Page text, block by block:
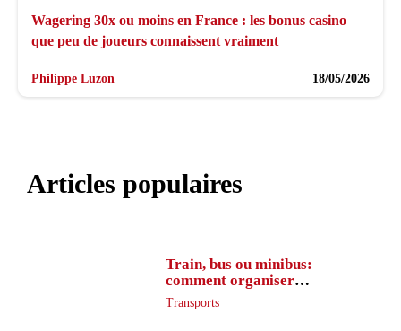
Wagering 30x ou moins en France : les bonus casino
que peu de joueurs connaissent vraiment
Philippe Luzon 18/05/2026
Articles populaires
Train, bus ou minibus:
comment organiser
l’itinéraire en France
Transports